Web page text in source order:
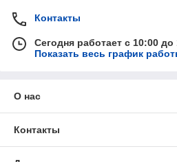
Контакты
Сегодня работает с 10:00 до
Показать весь график
О нас
Контакты